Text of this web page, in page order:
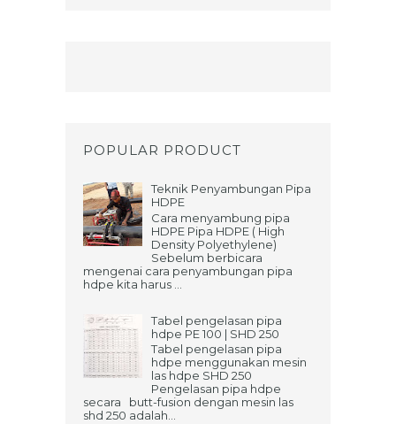
POPULAR PRODUCT
Teknik Penyambungan Pipa
HDPE
Cara menyambung pipa
HDPE Pipa HDPE ( High
Density Polyethylene)
Sebelum berbicara
mengenai cara penyambungan pipa
hdpe kita harus ...
Tabel pengelasan pipa
hdpe PE 100 | SHD 250
Tabel pengelasan pipa
hdpe menggunakan mesin
las hdpe SHD 250
Pengelasan pipa hdpe
secara butt-fusion dengan mesin las
shd 250 adalah...